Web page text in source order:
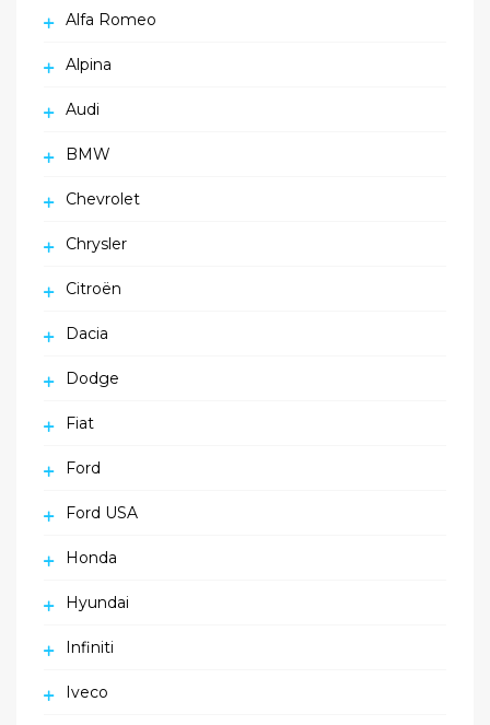
Alfa Romeo
Alpina
Audi
BMW
Chevrolet
Chrysler
Citroën
Dacia
Dodge
Fiat
Ford
Ford USA
Honda
Hyundai
Infiniti
Iveco